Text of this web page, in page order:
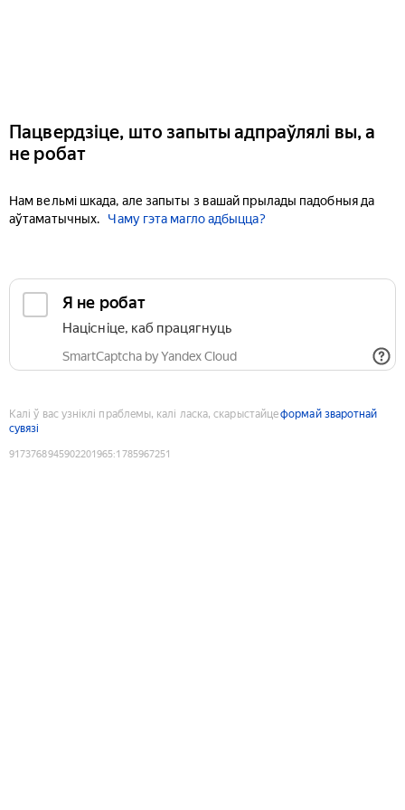
Пацвердзіце, што запыты адпраўлялі вы, а
не робат
Нам вельмі шкада, але запыты з вашай прылады падобныя да
аўтаматычных.
Чаму гэта магло адбыцца?
Я не робат
Націсніце, каб працягнуць
SmartCaptcha by Yandex Cloud
Калі ў вас узніклі праблемы, калі ласка, скарыстайцеформай зваротнай
сувязі
9173768945902201965:1785967251